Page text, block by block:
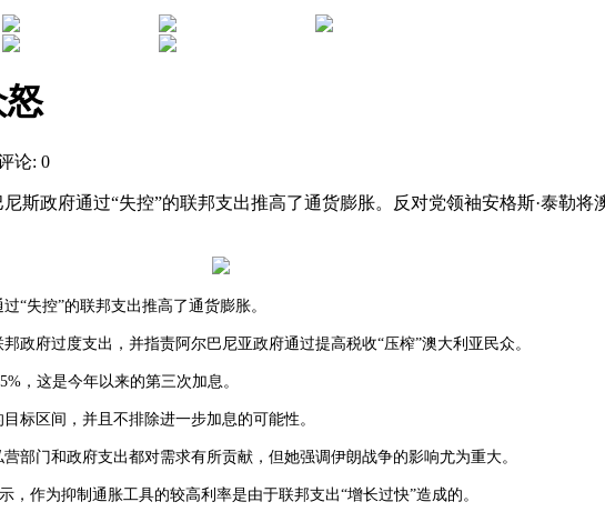
怒
论: 0
斯政府通过“失控”的联邦支出推高了通货膨胀。反对党领袖安格斯·泰勒
“失控”的联邦支出推高了通货膨胀。
政府过度支出，并指责阿尔巴尼亚政府通过提高税收“压榨”澳大利亚民众。
，这是今年以来的第三次加息。
标区间，并且不排除进一步加息的可能性。
营部门和政府支出都对需求有所贡献，但她强调伊朗战争的影响尤为重大。
，作为抑制通胀工具的较高利率是由于联邦支出“增长过快”造成的。